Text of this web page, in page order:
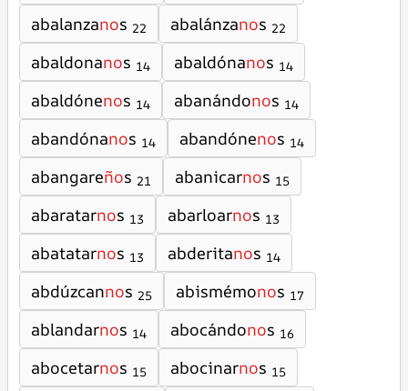
abalanzanos 22 abalánzanos 22
abaldonanos 14 abaldónanos 14
abaldónenos 14 abanándonos 14
abandónanos 14 abandónenos 14
abangareños 21 abanicarnos 15
abaratarnos 13 abarloarnos 13
abatatarnos 13 abderitanos 14
abdúzcannos 25 abismémonos 17
ablandarnos 14 abocándonos 16
abocetarnos 15 abocinarnos 15